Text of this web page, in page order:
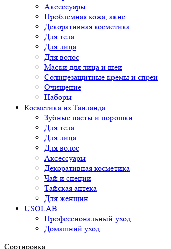
Аксессуары
Проблемная кожа, акне
Декоративная косметика
Для тела
Для лица
Для волос
Маски для лица и шеи
Солнцезащитные кремы и спреи
Очищение
Наборы
Косметика из Таиланда
Зубные пасты и порошки
Для тела
Для лица
Для волос
Аксессуары
Декоративная косметика
Чай и специи
Тайская аптека
Для женщин
USOLAB
Профессиональный уход
Домашний уход
Сортировка